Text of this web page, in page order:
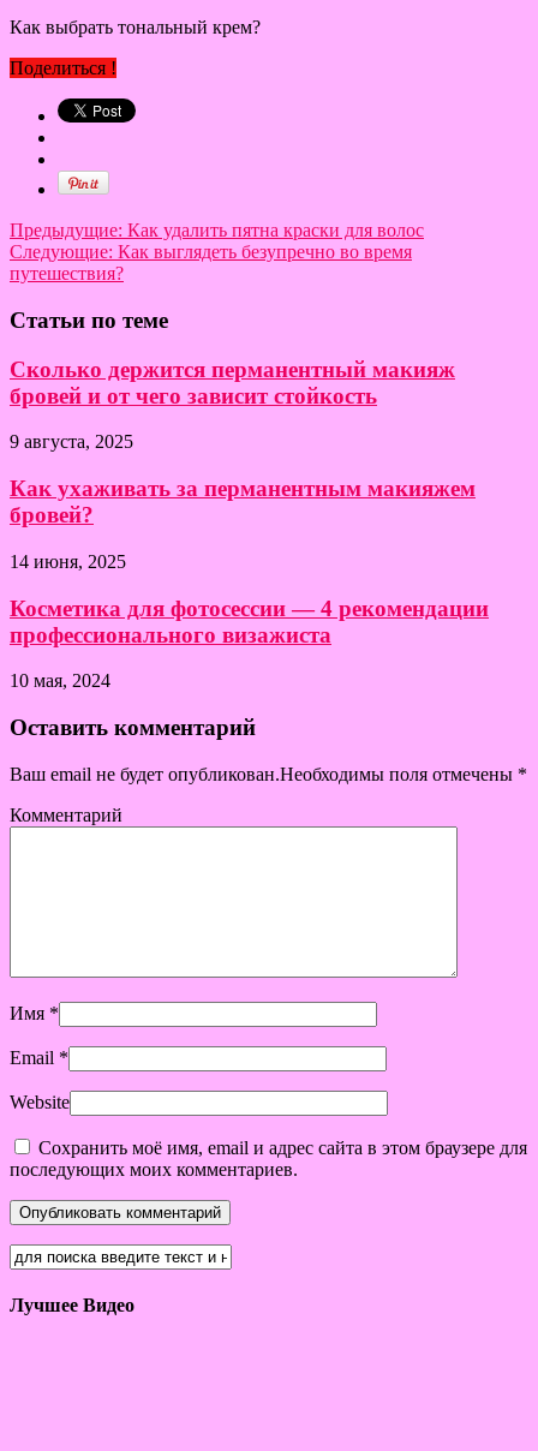
Как выбрать тональный крем?
Поделиться !
Предыдущие: Как удалить пятна краски для волос
Следующие: Как выглядеть безупречно во время
путешествия?
Статьи по теме
Сколько держится перманентный макияж
бровей и от чего зависит стойкость
9 августа, 2025
Как ухаживать за перманентным макияжем
бровей?
14 июня, 2025
Косметика для фотосессии — 4 рекомендации
профессионального визажиста
10 мая, 2024
Оставить комментарий
Ваш email не будет опубликован.Необходимы поля отмечены *
Комментарий
Имя *
Email *
Website
Сохранить моё имя, email и адрес сайта в этом браузере для
последующих моих комментариев.
Лучшее Видео